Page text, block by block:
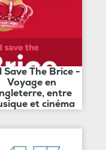
Save The Brice -
Voyage en
entre
et cinéma